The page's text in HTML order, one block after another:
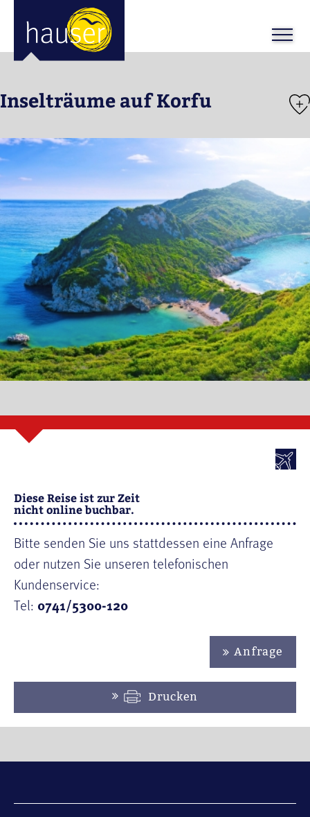
Inselträume auf Korfu
Diese Reise ist zur Zeit
nicht online buchbar.
Bitte senden Sie uns stattdessen eine Anfrage
oder nutzen Sie unseren telefonischen
Kundenservice:
Tel: 0741/5300-120
Anfrage
Drucken